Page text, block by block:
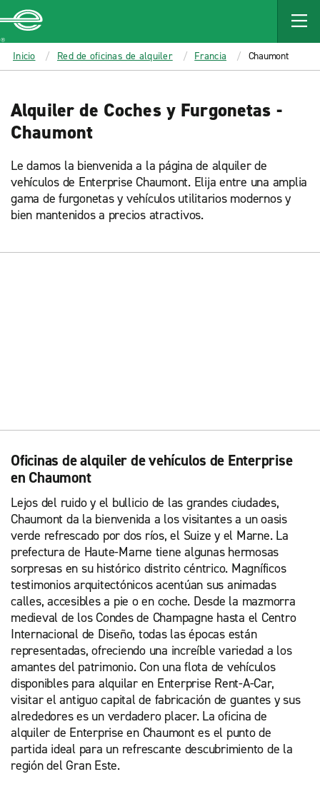
MAIN
CONTENT
Enterprise
Inicio Red de oficinas de alquiler Francia Chaumont
Alquiler de Coches y Furgonetas -
Chaumont
Le damos la bienvenida a la página de alquiler de
vehículos de Enterprise Chaumont. Elija entre una amplia
gama de furgonetas y vehículos utilitarios modernos y
bien mantenidos a precios atractivos.
Oficinas de alquiler de vehículos de Enterprise
en Chaumont
Lejos del ruido y el bullicio de las grandes ciudades,
Chaumont da la bienvenida a los visitantes a un oasis
verde refrescado por dos ríos, el Suize y el Marne. La
prefectura de Haute-Marne tiene algunas hermosas
sorpresas en su histórico distrito céntrico. Magníficos
testimonios arquitectónicos acentúan sus animadas
calles, accesibles a pie o en coche. Desde la mazmorra
medieval de los Condes de Champagne hasta el Centro
Internacional de Diseño, todas las épocas están
representadas, ofreciendo una increíble variedad a los
amantes del patrimonio. Con una flota de vehículos
disponibles para alquilar en Enterprise Rent-A-Car,
visitar el antiguo capital de fabricación de guantes y sus
alrededores es un verdadero placer. La oficina de
alquiler de Enterprise en Chaumont es el punto de
partida ideal para un refrescante descubrimiento de la
región del Gran Este.